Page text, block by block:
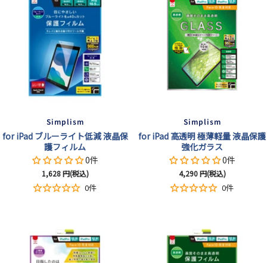
Simplism
for iPad ブルーライト低減 液晶保
護フィルム
0件
セ
ー
1,628円(税込)
0件
Simplism
for iPad 高透明 極薄軽量 液晶保護
強化ガラス
0件
セ
ー
4,290円(税込)
0件